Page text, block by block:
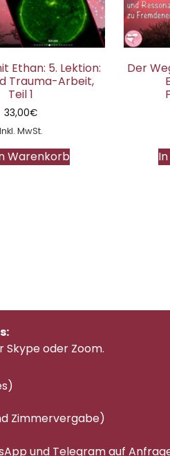
Ethan: 5. Lektion:
Trauma-Arbeit,
Teil 1
33,00€
Inkl. MwSt.
Warenkorb
Der
Skype oder Zoom.
Zimmervergabe)
und Telegram auf